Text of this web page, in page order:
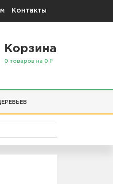
Контакты
Корзина
0 товаров на 0 ₽